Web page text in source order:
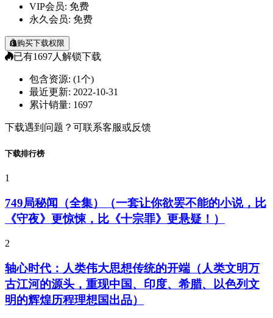
VIP会员: 免费
永久会员: 免费
购买下载权限
已有1697人解锁下载
包含资源: (1个)
最近更新: 2022-10-31
累计销量: 1697
下载遇到问题？可联系客服或反馈
下载排行榜
1
749局秘闻（全集）（一套让你欲罢不能的小说，比
《守夜》更惊悚，比《十宗罪》更悬疑！）
2
轴心时代：人类伟大思想传统的开端（人类文明万
古江河的源头，重现中国、印度、希腊、以色列文
明的辉煌历程理想国出品）